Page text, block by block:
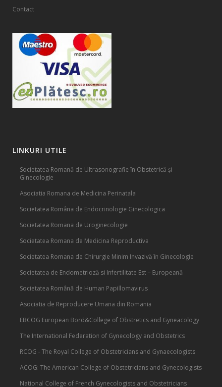
Contact
LINKURI UTILE
Societatea Romană de Ultrasonografie în Obstetrică și
Ginecologie
Asociatia Romana de Medicina Perinatala
Societatea Româna de Endocrinologie Ginecologica
Societatea Romana de Uroginecologie
Societatea Romana de Medicina Reproductiva
Societatea Romana de Chirurgie Minim Invazivă în Ginecologie
Societatea de Endometrioză si Infertilitate Est – Europeană
Societatea Română de Human Papillomavirus
Asociatia de Reproducere Umana din Romania
EBCOG European Bord&College of Obstretics and Gyneacology
The International Federation of Gynecology and Obstetrics
RCOG - The Royal College of Obstetricians and Gynaecologists
ACOG: The American College of Obstetricians and Gynecologists
National College of French Gynecologists and Obstetricians